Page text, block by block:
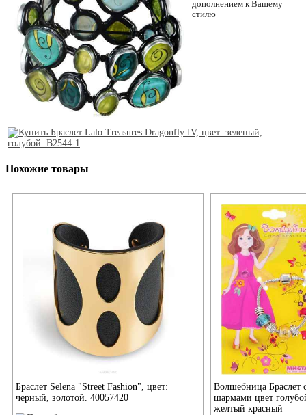
дополнением к Вашему
стилю
Похожие товары
Браслет Selena "Street Fashion", цвет:
черный, золотой. 40057420
Волшебница Браслет
шармами цвет
желтый красный